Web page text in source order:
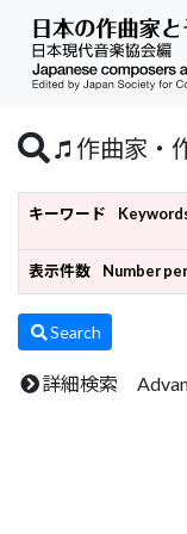
作曲家・
キーワード
表示件数 Number
Search
詳細検索